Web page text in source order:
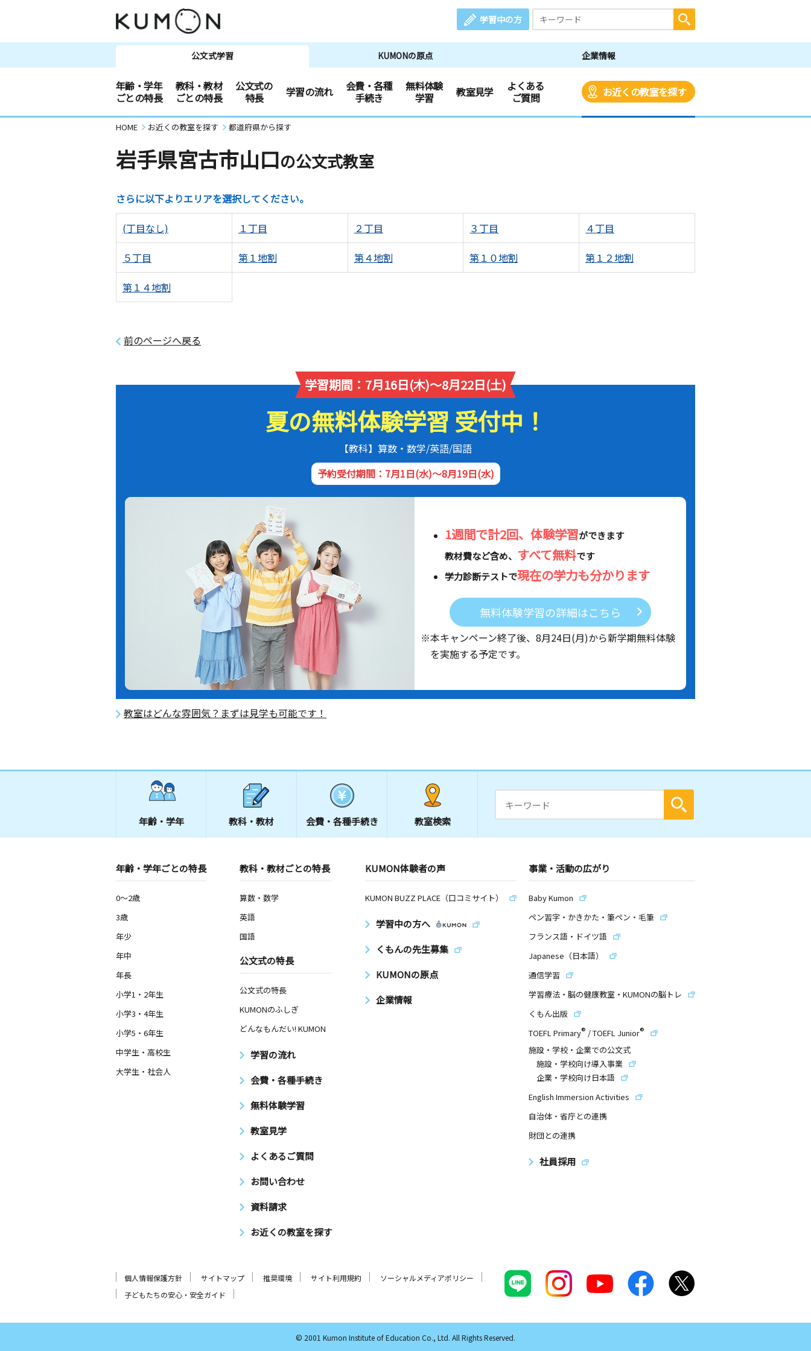
学習中の方
公文式学習 KUMONの原点 企業情報
年齢・学年
ごとの特長
教科・教材
ごとの特長
公文式の
特長
学習の流れ
会費・各種
手続き
無料体験
学習
教室見学
よくある
ご質問
お近くの教室を探す
HOME お近くの教室を探す 都道府県から探す
岩手県宮古市山口の公文式教室
さらに以下よりエリアを選択してください。
(丁目なし) １丁目 ２丁目 ３丁目 ４丁目
５丁目 第１地割 第４地割 第１０地割 第１２地割
第１４地割
前のページへ戻る
学習期間：7月16日(木)～8月22日(土)
夏の無料体験学習 受付中！
【教科】算数・数学/英語/国語
予約受付期間：7月1日(水)～8月19日(水)
1週間で計2回、体験学習ができます
教材費など含め、 すべて無料です
学力診断テストで現在の学力も分かります
無料体験学習の詳細はこちら
※本キャンペーン終了後、 8月24日(月)から新学期無料体験
を実施する予定です。
教室はどんな雰囲気？まずは見学も可能です！
年齢・学年 教科・教材 会費・ 各種手続き 教室検索
年齢・学年ごとの特長
0～2歳
3歳
年少
年中
年長
小学1・2年生
小学3・4年生
小学5・6年生
中学生・高校生
大学生・社会人
教科・教材ごとの特長
算数・数学
英語
国語
公文式の特長
公文式の特長
KUMONのふしぎ
どんなもんだい! KUMON
学習の流れ
会費・各種手続き
無料体験学習
教室見学
よくあるご質問
お問い合わせ
資料請求
お近くの教室を探す
KUMON体験者の声
KUMON BUZZ PLACE（口コミサイト）
学習中の方へ
くもんの先生募集
KUMONの原点
企業情報
事業・活動の広がり
Baby Kumon
ペン習字・かきかた・筆ペン・毛筆
フランス語・ドイツ語
Japanese（日本語）
通信学習
学習療法・脳の健康教室・KUMONの脳トレ
くもん出版
TOEFL Primary® /TOEFL Junior®
施設・学校・企業での公文式
施設・学校向け導入事業
企業・学校向け日本語
English Immersion Activities
自治体・省庁との連携
財団との連携
社員採用
個人情報保護方針 サイトマップ 推奨環境 サイト利用規約
ソーシャルメディアポリシー
子どもたちの安心・安全ガイド
© 2001 Kumon Institute of Education Co., Ltd. All Rights Reserved.